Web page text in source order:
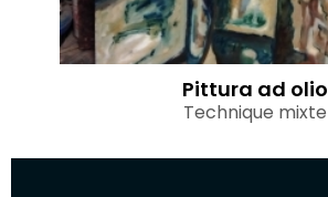
Pittura ad olio
Technique mixte